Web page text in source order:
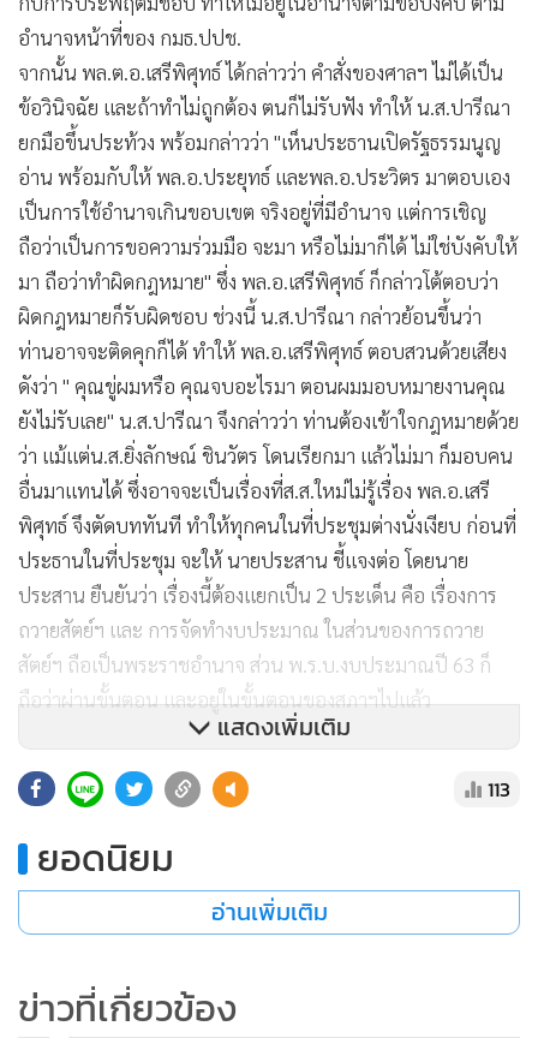
อำนาจหน้าที่ของ กมธ.ปปช.
จากนั้น พล.ต.อ.เสรีพิศุทธ์ ได้กล่าวว่า คำสั่งของศาลฯ ไม่ได้เป็น
ข้อวินิจฉัย และถ้าทำไม่ถูกต้อง ตนก็ไม่รับฟัง ทำให้ น.ส.ปารีณา
ยกมือขึ้นประท้วง พร้อมกล่าวว่า "เห็นประธานเปิดรัฐธรรมนูญ
อ่าน พร้อมกับให้ พล.อ.ประยุทธ์ และพล.อ.ประวิตร มาตอบเอง
เป็นการใช้อำนาจเกินขอบเขต จริงอยู่ที่มีอำนาจ แต่การเชิญ
ถือว่าเป็นการขอความร่วมมือ จะมา หรือไม่มาก็ได้ ไม่ใช่บังคับให้
มา ถือว่าทำผิดกฎหมาย" ซึ่ง พล.อ.เสรีพิศุทธ์ ก็กล่าวโต้ตอบว่า
ผิดกฎหมายก็รับผิดชอบ ช่วงนี้ น.ส.ปารีณา กล่าวย้อนขึ้นว่า
ท่านอาจจะติดคุกก็ได้ ทำให้ พล.อ.เสรีพิศุทธ์ ตอบสวนด้วยเสียง
ดังว่า " คุณขู่ผมหรือ คุณจบอะไรมา ตอนผมมอบหมายงานคุณ
ยังไม่รับเลย" น.ส.ปารีณา จึงกล่าวว่า ท่านต้องเข้าใจกฎหมายด้วย
ว่า แม้แต่น.ส.ยิ่งลักษณ์ ชินวัตร โดนเรียกมา แล้วไม่มา ก็มอบคน
อื่นมาแทนได้ ซึ่งอาจจะเป็นเรื่องที่ส.ส.ใหม่ไม่รู้เรื่อง พล.อ.เสรี
พิศุทธ์ จึงตัดบททันที ทำให้ทุกคนในที่ประชุมต่างนั่งเงียบ ก่อนที่
ประธานในที่ประชุม จะให้ นายประสาน ชี้แจงต่อ โดยนาย
ประสาน ยืนยันว่า เรื่องนี้ต้องแยกเป็น 2 ประเด็น คือ เรื่องการ
ถวายสัตย์ฯ และ การจัดทำงบประมาณ ในส่วนของการถวาย
สัตย์ฯ ถือเป็นพระราชอำนาจ ส่วน พ.ร.บ.งบประมาณปี 63 ก็
ถือว่าผ่านขั้นตอน และอยู่ในขั้นตอนของสภาฯไปแล้ว
แสดงเพิ่มเติม
113
ยอดนิยม
อ่านเพิ่มเติม
ข่าวที่เกี่ยวข้อง